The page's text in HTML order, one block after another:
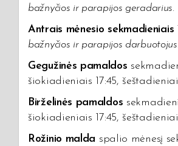
bažnyčios ir parapijos geradarius.
Antrais mėnesio sekmadieniais
bažnyčios ir parapijos darbuotojus.
Gegužinės pamaldos
šiokiadieniais 17:45,
Birželinės pamaldos
šiokiadieniais 17:45,
Rožinio malda spalio mėnesį